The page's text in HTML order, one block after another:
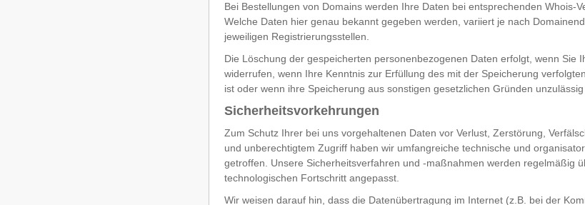
Bei Bestellungen von Domains werden Ihre Daten bei entsprechenden Whois-
Welche Daten hier genau bekannt gegeben werden, variiert je nach
jeweiligen Registrierungsstellen.
Die Löschung der gespeicherten personenbezogenen Daten erfolgt, wenn Sie
widerrufen, wenn Ihre Kenntnis zur Erfüllung des mit der Speicherung
ist oder wenn ihre Speicherung aus sonstigen gesetzlichen Gründen unzulässig
Sicherheitsvorkehrungen
Zum Schutz Ihrer bei uns vorgehaltenen Daten vor Verlust, Zerstörung,
und unberechtigtem Zugriff haben wir umfangreiche technische und
getroffen. Unsere Sicherheitsverfahren und -maßnahmen werden regelmäßig
technologischen Fortschritt angepasst.
Wir weisen darauf hin, dass die Datenübertragung im Internet (z.B. bei der